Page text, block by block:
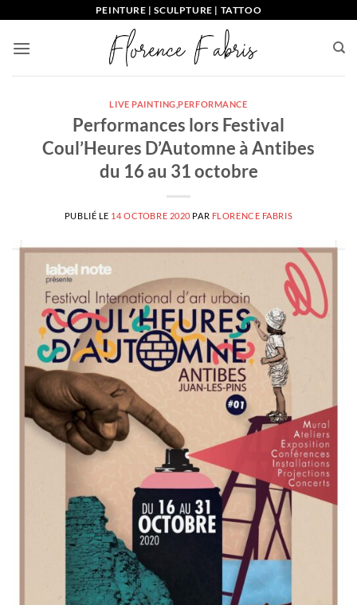
contenu
PEINTURE | SCULPTURE | TATTOO
LIVE PAINTING PERFORMANCE
Performances lors Festival
Coul’Heures D’Automne à Antibes
du 16 au 31 octobre
PUBLIÉ LE 14 OCTOBRE 2020 PAR FLORENCE FABRIS